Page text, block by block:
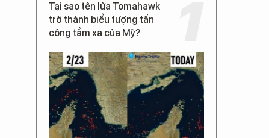
Tại sao tên lửa Tomahawk
trở thành biểu tượng tấn
công tầm xa của Mỹ?